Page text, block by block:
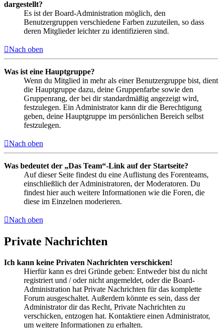
dargestellt?
Es ist der Board-Administration möglich, den
Benutzergruppen verschiedene Farben zuzuteilen, so dass
deren Mitglieder leichter zu identifizieren sind.
Nach oben
Was ist eine Hauptgruppe?
Wenn du Mitglied in mehr als einer Benutzergruppe bist, dient
die Hauptgruppe dazu, deine Gruppenfarbe sowie den
Gruppenrang, der bei dir standardmäßig angezeigt wird,
festzulegen. Ein Administrator kann dir die Berechtigung
geben, deine Hauptgruppe im persönlichen Bereich selbst
festzulegen.
Nach oben
Was bedeutet der „Das Team“-Link auf der Startseite?
Auf dieser Seite findest du eine Auflistung des Forenteams,
einschließlich der Administratoren, der Moderatoren. Du
findest hier auch weitere Informationen wie die Foren, die
diese im Einzelnen moderieren.
Nach oben
Private Nachrichten
Ich kann keine Privaten Nachrichten verschicken!
Hierfür kann es drei Gründe geben: Entweder bist du nicht
registriert und / oder nicht angemeldet, oder die Board-
Administration hat Private Nachrichten für das komplette
Forum ausgeschaltet. Außerdem könnte es sein, dass der
Administrator dir das Recht, Private Nachrichten zu
verschicken, entzogen hat. Kontaktiere einen Administrator,
um weitere Informationen zu erhalten.